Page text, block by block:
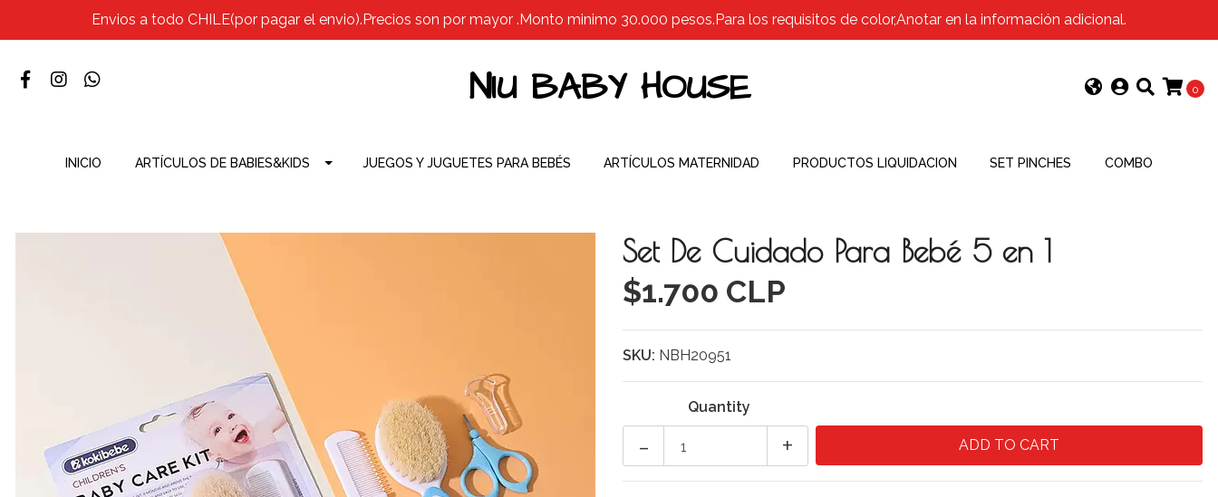
Envios a todo CHILE(por pagar el envio).Precios son por mayor .Monto minimo 30.000 pesos.Para los requisitos de color,Anotar en la información adicional.
NIU BABY HOUSE 0
INICIO ARTÍCULOS DE BABIES&KIDS JUEGOS Y JUGUETES PARA BEBÉS ARTÍCULOS MATERNIDAD PRODUCTOS LIQUIDACION SET PINCHES COMBO
Set De Cuidado Para Bebé 5 en 1
$1.700 CLP
SKU: NBH20951
Quantity
+
-